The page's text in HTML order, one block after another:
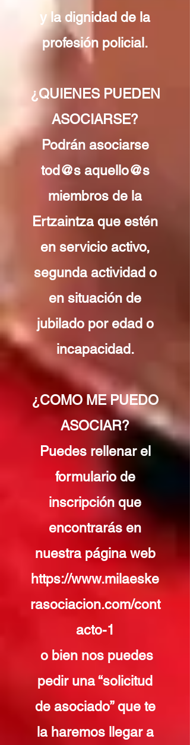
y la dignidad de la
profesión policial.
¿QUIENES PUEDEN
ASOCIARSE?
Podrán asociarse
tod@s aquello@s
miembros de la
Ertzaintza que estén
en servicio activo,
segunda actividad o
en situación de
jubilado por edad o
incapacidad.
¿COMO ME PUEDO
ASOCIAR?
Puedes rellenar el
formulario de
inscripción que
encontrarás en
nuestra página web
https://www.milaeske
rasociacion.com/cont
acto-1
o bien nos puedes
pedir una “solicitud
de asociado” que te
la haremos llegar a